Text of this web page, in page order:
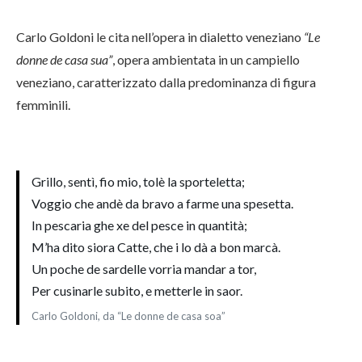
Carlo Goldoni le cita nell’opera in dialetto veneziano “Le
donne de casa sua”, opera ambientata in un campiello
veneziano, caratterizzato dalla predominanza di figura
femminili.
Grillo, sentì, fio mio, tolè la sporteletta;
Voggio che andè da bravo a farme una spesetta.
In pescaria ghe xe del pesce in quantità;
M’ha dito siora Catte, che i lo dà a bon marcà.
Un poche de sardelle vorria mandar a tor,
Per cusinarle subito, e metterle in saor.
Carlo Goldoni, da “Le donne de casa soa”